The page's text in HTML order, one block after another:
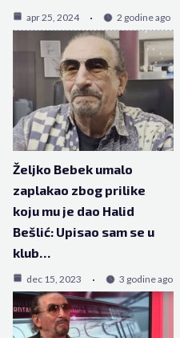
apr 25, 2024 2 godine ago
Željko Bebek umalo
zaplakao zbog prilike
koju mu je dao Halid
Bešlić: Upisao sam se u
klub…
dec 15, 2023 3 godine ago